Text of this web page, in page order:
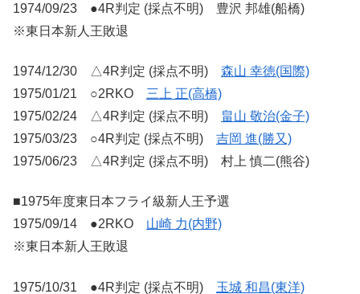
1974/09/23 ●4R判定 (採点不明) 豊沢 邦雄(船橋)
※東日本新人王敗退
1974/12/30 △4R判定 (採点不明) 森山 幸徳(国際)
1975/01/21 ○2RKO 三上 正(高橋)
1975/02/24 △4R判定 (採点不明)
畠山 敬治(金子)
1975/03/23 ○4R判定 (採点不明) 吉岡 進(勝又)
1975/06/23 △4R判定 (採点不明) 村上 慎二(熊谷)
■1975年度東日本フライ級新人王予選
1975/09/14 ●2RKO 山崎 力(内野)
※東日本新人王敗退
1975/10/31 ●4R判定 (採点不明) 玉城 和昌(東洋)